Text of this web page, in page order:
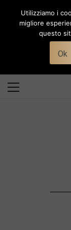
Toggle
Il magazine per
Menu
Utilizziamo i
migliore
questo
Ok